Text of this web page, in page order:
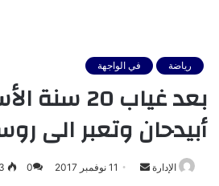
رياضة في الواجهة
بعد غياب 20
أبيدحان وتعبر الى
الإدارة
أرسل 11 نوفمبر 2017 0